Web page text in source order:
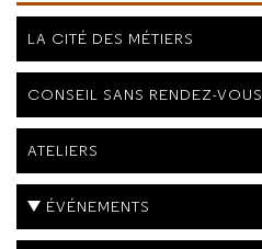
LA CITÉ DES MÉTIERS
CONSEIL SANS RENDEZ-VOUS
ATELIERS
ÉVÉNEMENTS